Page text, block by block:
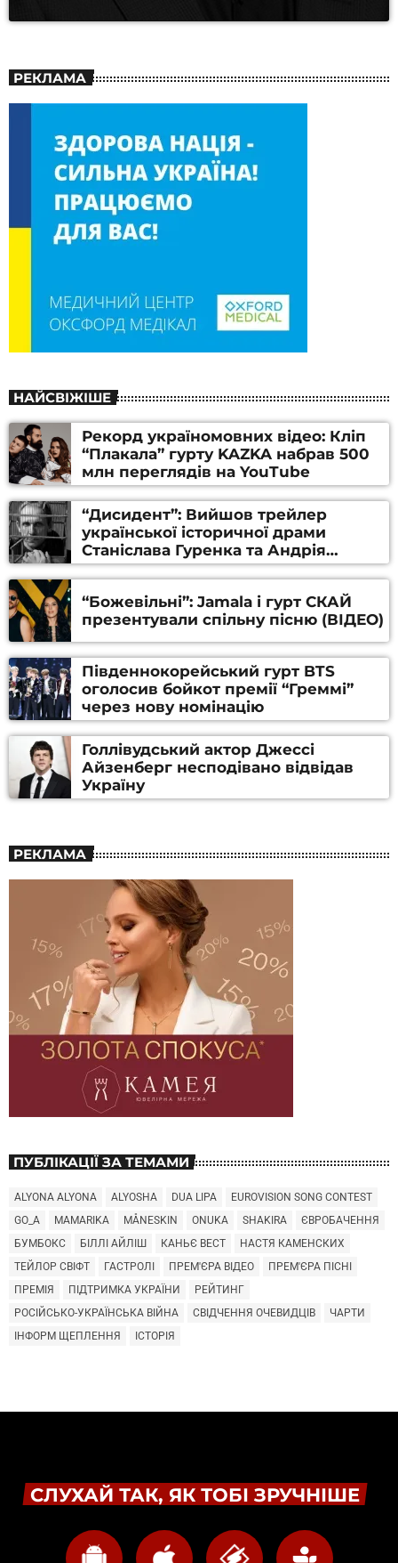
РЕКЛАМА
НАЙСВІЖІШЕ
Рекорд україномовних відео: Кліп
“Плакала” гурту KAZKA набрав 500
млн переглядів на YouTube
“Дисидент”: Вийшов трейлер
української історичної драми
Станіслава Гуренка та Андрія
Алфьорова (ВІДЕО)
“Божевільні”: Jamala і гурт СКАЙ
презентували спільну пісню (ВІДЕО)
Південнокорейський гурт BTS
оголосив бойкот премії “Греммі”
через нову номінацію
Голлівудський актор Джессі
Айзенберг несподівано відвідав
Україну
РЕКЛАМА
ПУБЛІКАЦІЇ ЗА ТЕМАМИ
ALYONA ALYONA ALYOSHA DUA LIPA
EUROVISION SONG CONTEST
GO_A
MAMARIKA MÅNESKIN ONUKA SHAKIRA
ЄВРОБАЧЕННЯ
БУМБОКС
БІЛЛІ АЙЛІШ КАНЬЄ ВЕСТ
НАСТЯ КАМЕНСКИХ
ТЕЙЛОР СВІФТ
ГАСТРОЛІ ПРЕМ'ЄРА ВІДЕО
ПРЕМ'ЄРА ПІСНІ
ПРЕМІЯ
ПІДТРИМКА УКРАЇНИ
РЕЙТИНГ
РОСІЙСЬКО-УКРАЇНСЬКА ВІЙНА
СВІДЧЕННЯ ОЧЕВИДЦІВ
ЧАРТИ
ІНФОРМ ЩЕПЛЕННЯ
ІСТОРІЯ
СЛУХАЙ ТАК, ЯК ТОБІ ЗРУЧНІШЕ